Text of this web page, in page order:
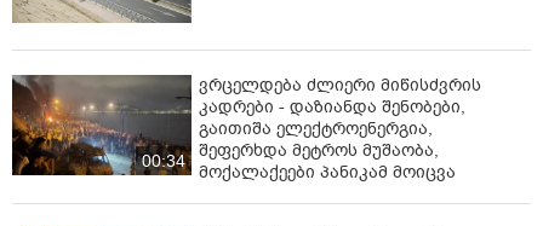
00:34
ვრცელდება ძლიერი მიწისძვრის
კადრები - დაზიანდა შენობები,
გაითიშა ელექტროენერგია,
შეფერხდა მეტროს მუშაობა,
მოქალაქეები პანიკამ მოიცვა